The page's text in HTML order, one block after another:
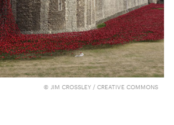
© JIM CROSSLEY / CREATIVE COMMONS